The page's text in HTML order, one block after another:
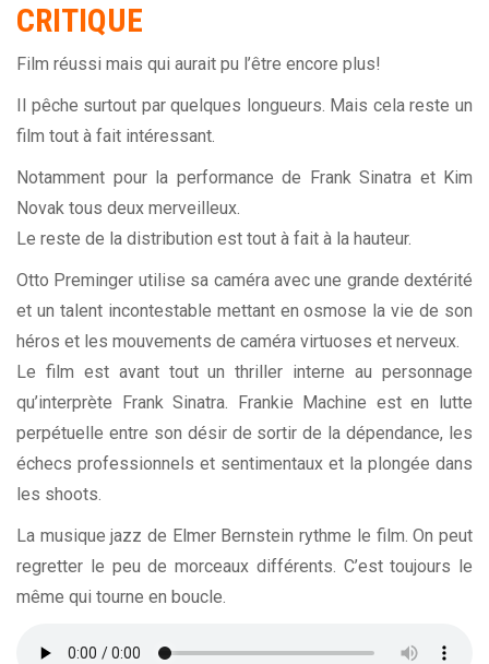
CRITIQUE
Film réussi mais qui aurait pu l’être encore plus!
Il pêche surtout par quelques longueurs. Mais cela reste un
film tout à fait intéressant.
Notamment pour la performance de Frank Sinatra et Kim
Novak tous deux merveilleux.
Le reste de la distribution est tout à fait à la hauteur.
Otto Preminger utilise sa caméra avec une grande dextérité
et un talent incontestable mettant en osmose la vie de son
héros et les mouvements de caméra virtuoses et nerveux.
Le film est avant tout un thriller interne au personnage
qu’interprète Frank Sinatra. Frankie Machine est en lutte
perpétuelle entre son désir de sortir de la dépendance, les
échecs professionnels et sentimentaux et la plongée dans
les shoots.
La musique jazz de Elmer Bernstein rythme le film. On peut
regretter le peu de morceaux différents. C’est toujours le
même qui tourne en boucle.